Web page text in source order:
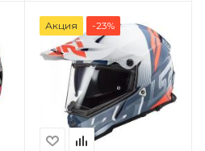
Акция -23%